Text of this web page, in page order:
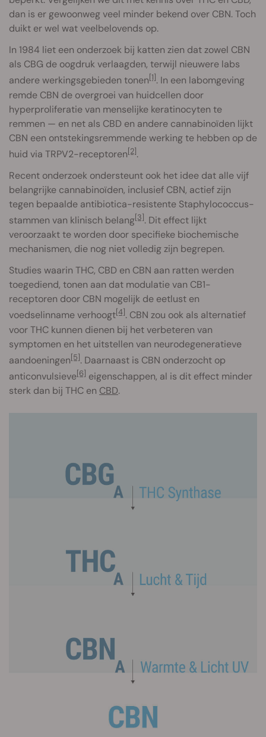
dan is er gewoonweg veel minder bekend over CBN. Toch
duikt er wel wat veelbelovends op.
In 1984 liet een onderzoek bij katten zien dat zowel CBN
als CBG de oogdruk verlaagden, terwijl nieuwere labs
andere werkingsgebieden tonen[1]. In een labomgeving
remde CBN de overgroei van huidcellen door
hyperproliferatie van menselijke keratinocyten te
remmen — en net als CBD en andere cannabinoïden lijkt
CBN een ontstekingsremmende werking te hebben op de
huid via TRPV2-receptoren[2].
Recent onderzoek ondersteunt ook het idee dat alle vijf
belangrijke cannabinoïden, inclusief CBN, actief zijn
tegen bepaalde antibiotica-resistente Staphylococcus-
stammen van klinisch belang[3]. Dit effect lijkt
veroorzaakt te worden door specifieke biochemische
mechanismen, die nog niet volledig zijn begrepen.
Studies waarin THC, CBD en CBN aan ratten werden
toegediend, tonen aan dat modulatie van CB1-
receptoren door CBN mogelijk de eetlust en
voedselinname verhoogt[4]. CBN zou ook als alternatief
voor THC kunnen dienen bij het verbeteren van
symptomen en het uitstellen van neurodegeneratieve
aandoeningen[5]. Daarnaast is CBN onderzocht op
anticonvulsieve[6] eigenschappen, al is dit effect minder
sterk dan bij THC en CBD.